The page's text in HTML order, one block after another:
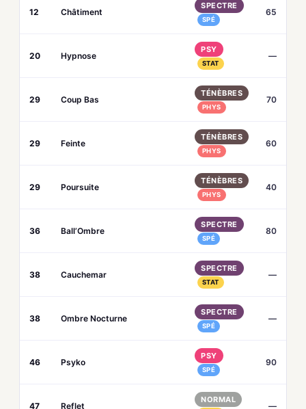
12 Châtiment
SPECTRE
SPÉ
65
20 Hypnose
PSY
STAT
—
29 Coup Bas
TÉNÈBRES
PHYS
70
29 Feinte
TÉNÈBRES
PHYS
60
29 Poursuite
TÉNÈBRES
PHYS
40
36 Ball’Ombre
SPECTRE
SPÉ
80
38 Cauchemar
SPECTRE
STAT
—
38 Ombre Nocturne
SPECTRE
SPÉ
—
46 Psyko
PSY
SPÉ
90
47 Reflet
NORMAL
—